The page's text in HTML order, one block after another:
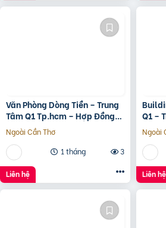
Văn Phòng Dòng Tiền – Trung
Tâm Q1 Tp.hcm – Hợp Đồng
Thuê 250 Triệu/Tháng – 115
Tỷ
Ngoài Cần Thơ
1 tháng
3
Liên hệ
Q1 –
Ngoài
Liên hệ